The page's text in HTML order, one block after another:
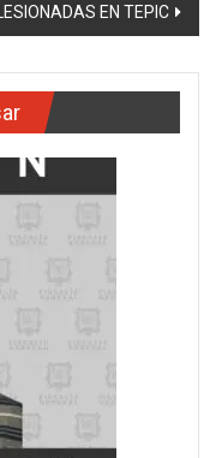
LESIONADAS EN TEPIC